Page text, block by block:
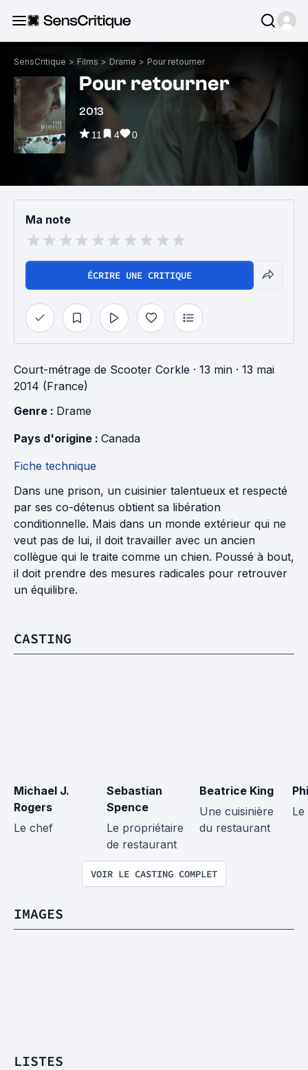
SensCritique > Films > Drame > Pour retourner
Pour retourner
2013
11 4 0
Ma note
ÉCRIRE UNE CRITIQUE
Court-métrage de Scooter Corkle · 13 min · 13 mai
2014 (France)
Genre : Drame
Pays d'origine : Canada
Fiche technique
Dans une prison, un cuisinier talentueux et respecté
par ses co-détenus obtient sa libération
conditionnelle. Mais dans un monde extérieur qui ne
veut pas de lui, il doit travailler avec un ancien
collègue qui le traite comme un chien. Poussé à bout,
il doit prendre des mesures radicales pour retrouver
un équilibre.
CASTING
Michael J.
Rogers
Le chef
Sebastian
Spence
Le propriétaire
de restaurant
Beatrice King
Une cuisinière
du restaurant
VOIR LE CASTING COMPLET
IMAGES
LISTES